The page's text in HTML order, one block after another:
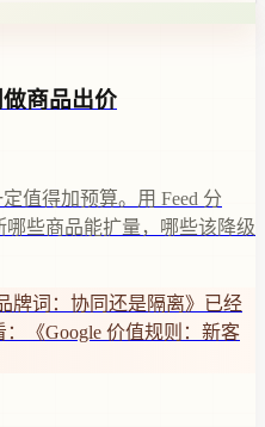
做商品出价
值得加预算。用 Feed 分
些商品能扩量，哪些该降级
牌词：协同还是隔离》已经
《Google 价值规则：新客